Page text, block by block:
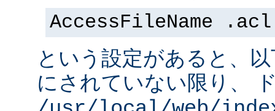
AccessFileName .acl
という設定があると、
にされていない限り、